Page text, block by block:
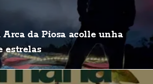
Arca da Piosa acolle unha
estrelas